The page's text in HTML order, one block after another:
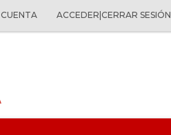
ACCEDER|CERRAR SESIÓN